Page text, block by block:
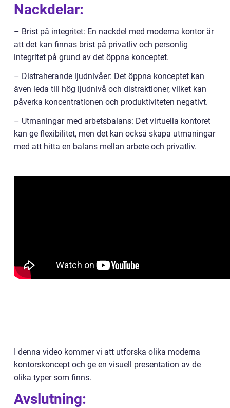
Nackdelar:
– Brist på integritet: En nackdel med moderna kontor är
att det kan finnas brist på privatliv och personlig
integritet på grund av det öppna konceptet.
– Distraherande ljudnivåer: Det öppna konceptet kan
även leda till hög ljudnivå och distraktioner, vilket kan
påverka koncentrationen och produktiviteten negativt.
– Utmaningar med arbetsbalans: Det virtuella kontoret
kan ge flexibilitet, men det kan också skapa utmaningar
med att hitta en balans mellan arbete och privatliv.
I denna video kommer vi att utforska olika moderna
kontorskoncept och ge en visuell presentation av de
olika typer som finns.
Avslutning: